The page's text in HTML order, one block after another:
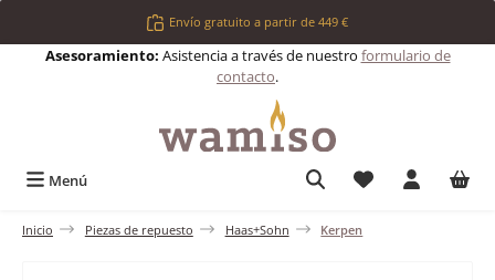
Saltar al contenido principalEnvío gratuito a partir de 449 €
Asesoramiento: Asistencia a través de nuestro formulario de
contacto.
Menú Tienes 0
Inicio Piezas de repuesto Haas+Sohn Kerpen